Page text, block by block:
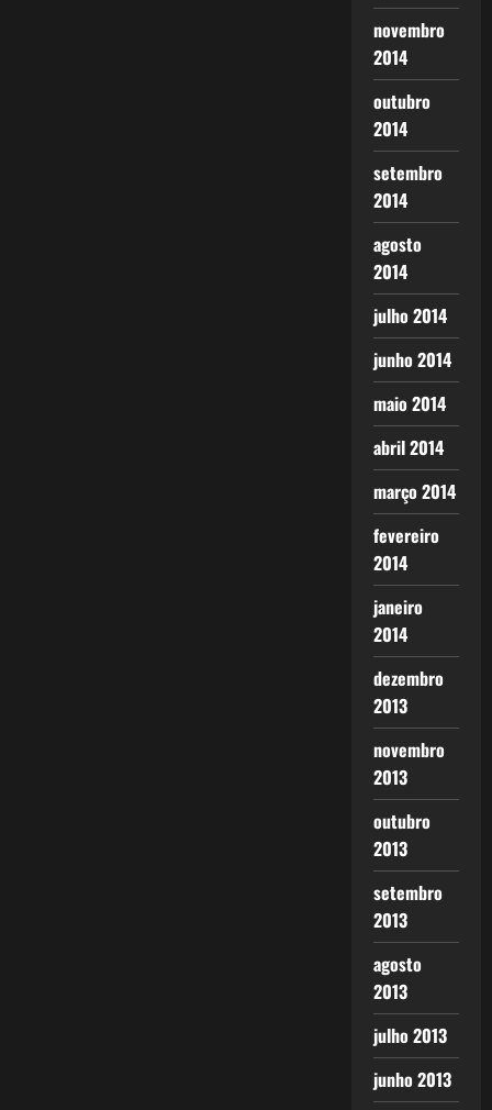
novembro
2014
outubro
2014
setembro
2014
agosto
2014
julho 2014
junho 2014
maio 2014
abril 2014
março 2014
fevereiro
2014
janeiro
2014
dezembro
2013
novembro
2013
outubro
2013
setembro
2013
agosto
2013
julho 2013
junho 2013